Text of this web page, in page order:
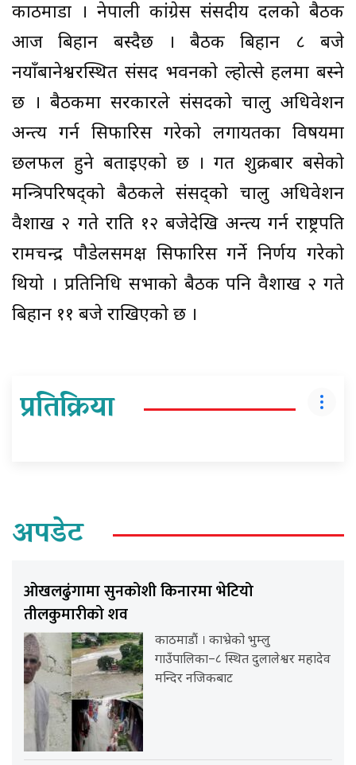
काठमाडौं । नेपाली कांग्रेस संसदीय दलको बैठक
आज बिहान बस्दैछ । बैठक बिहान ८ बजे
नयाँबानेश्वरस्थित संसद भवनको ल्होत्से हलमा बस्ने
छ । बैठकमा सरकारले संसदको चालु अधिवेशन
अन्त्य गर्न सिफारिस गरेको लगायतका विषयमा
छलफल हुने बताइएको छ । गत शुक्रबार बसेको
मन्त्रिपरिषद्को बैठकले संसद्को चालु अधिवेशन
वैशाख २ गते राति १२ बजेदेखि अन्त्य गर्न राष्ट्रपति
रामचन्द्र पौडेलसमक्ष सिफारिस गर्ने निर्णय गरेको
थियो । प्रतिनिधि सभाको बैठक पनि वैशाख २ गते
बिहान ११ बजे राखिएको छ ।
प्रतिक्रिया
अपडेट
ओखलढुंगामा सुनकोशी किनारमा भेटियो
तीलकुमारीको शव
काठमाडौं । काभ्रेको भुम्लु
गाउँपालिका–८ स्थित दुलालेश्वर महादेव
मन्दिर नजिकबाट